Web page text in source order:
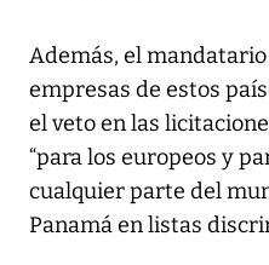
Además, el
empresas de estos
el veto en las
“para los europeos y
cualquier parte del
Panamá en listas